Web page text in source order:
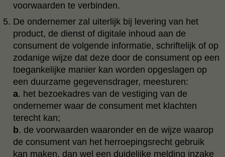
voorwaarden te verbinden.
De ondernemer zal uiterlijk bij levering van het
product, de dienst of digitale inhoud aan de
consument de volgende informatie, schriftelijk of op
zodanige wijze dat deze door de consument op een
toegankelijke manier kan worden opgeslagen op
een duurzame gegevensdrager, meesturen:
a. het bezoekadres van de vestiging van de
ondernemer waar de consument met klachten
terecht kan;
b. de voorwaarden waaronder en de wijze waarop
de consument van het herroepingsrecht gebruik
kan maken, dan wel een duidelijke melding inzake